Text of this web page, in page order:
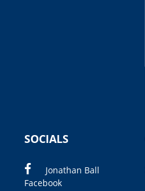
SOCIALS
Jonathan Ball
Facebook